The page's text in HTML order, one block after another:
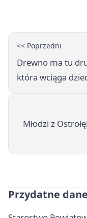
<< Poprzedni
Drewno ma tu
która wciąga
Młodzi z
Przydatne